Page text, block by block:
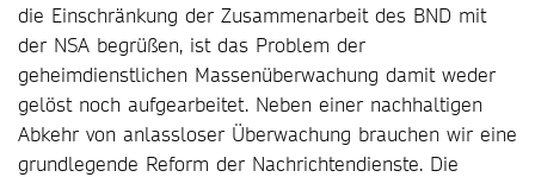
die Einschränkung der Zusammenarbeit des BND mit
der NSA begrüßen, ist das Problem der
geheimdienstlichen Massenüberwachung damit weder
gelöst noch aufgearbeitet. Neben einer nachhaltigen
Abkehr von anlassloser Überwachung brauchen wir eine
grundlegende Reform der Nachrichtendienste. Die